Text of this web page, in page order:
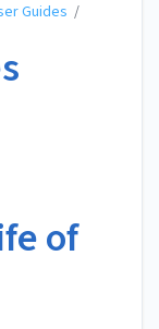
Guides /
of